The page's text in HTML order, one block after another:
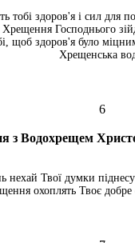
тобі здоров'я і сил для
Господнього
щоб здоров'я було
Хрещенська
6
з Водохрещем
Твої думки
охоплять Твоє